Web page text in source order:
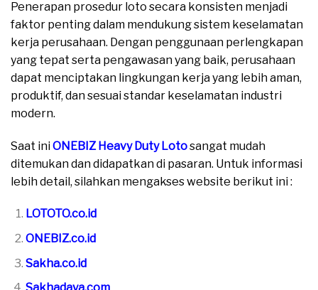
Penerapan prosedur loto secara konsisten menjadi
faktor penting dalam mendukung sistem keselamatan
kerja perusahaan. Dengan penggunaan perlengkapan
yang tepat serta pengawasan yang baik, perusahaan
dapat menciptakan lingkungan kerja yang lebih aman,
produktif, dan sesuai standar keselamatan industri
modern.
Saat iniONEBIZ Heavy Duty Lotosangat mudah
ditemukan dan didapatkan di pasaran. Untuk informasi
lebih detail, silahkan mengakses website berikut ini :
LOTOTO.co.id
ONEBIZ.co.id
Sakha.co.id